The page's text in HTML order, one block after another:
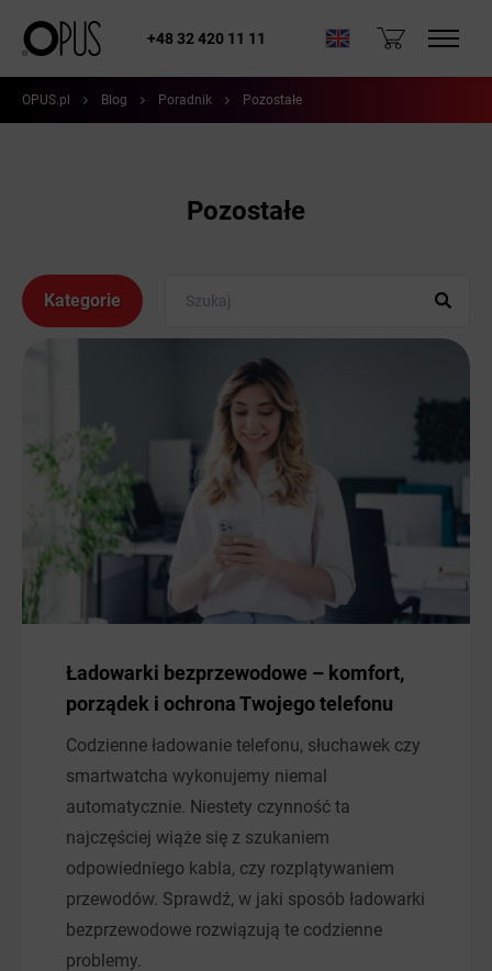
+48 32 420 11 11
OPUS.pl Blog Poradnik Pozostałe
Pozostałe
Ładowarki bezprzewodowe – komfort,
porządek i ochrona Twojego telefonu
Codzienne ładowanie telefonu, słuchawek czy
smartwatcha wykonujemy niemal
automatycznie. Niestety czynność ta
najczęściej wiąże się z szukaniem
odpowiedniego kabla, czy rozplątywaniem
przewodów. Sprawdź, w jaki sposób ładowarki
bezprzewodowe rozwiązują te codzienne
problemy.
Kategorie